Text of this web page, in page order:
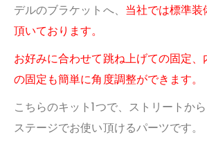
デルのブラケットへ、 当社では標準
頂いております。
お好みに合わせて跳ね上げての固定
の固定も簡単に角度調整ができます。
こちらのキット1つで、ストリートか
ステージでお使い頂けるパーツです。